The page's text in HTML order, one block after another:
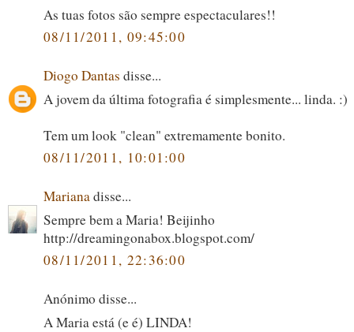
As tuas fotos são sempre espectaculares!!
08/11/2011, 09:45:00
Diogo Dantas disse...
A jovem da última fotografia é simplesmente... linda. :)
Tem um look "clean" extremamente bonito.
08/11/2011, 10:01:00
Marianadisse...
Sempre bem a Maria! Beijinho
http://dreamingonabox.blogspot.com/
08/11/2011, 22:36:00
Anónimo disse...
A Maria está (e é) LINDA!